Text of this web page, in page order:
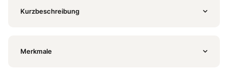
Kurzbeschreibung
Merkmale